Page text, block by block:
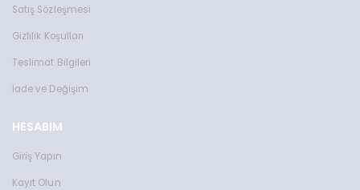
Satış Sözleşmesi
Gizlilik Koşulları
Teslimat Bilgileri
İade ve Değişim
HESABIM
Giriş Yapın
Kayıt Olun